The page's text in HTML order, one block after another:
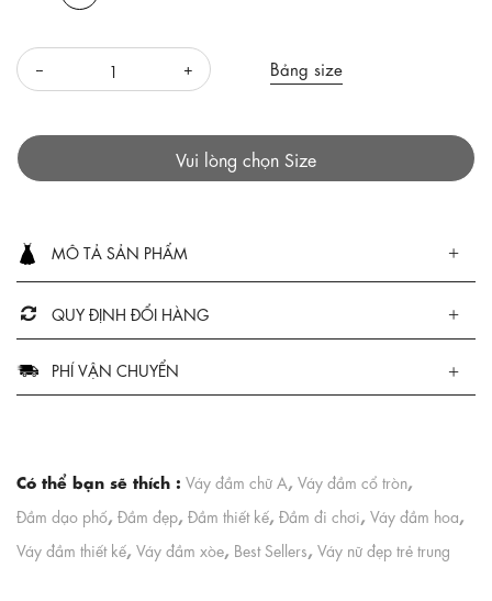
Bảng size
Vui lòng chọn Size
MÔ TẢ SẢN PHẨM
QUY ĐỊNH ĐỔI HÀNG
PHÍ VẬN CHUYỂN
Có thể bạn sẽ thích : Váy đầm chữ A, Váy đầm cổ tròn,
Đầm dạo phố, Đầm đẹp, Đầm thiết kế, Đầm đi chơi, Váy đầm hoa,
Váy đầm thiết kế, Váy đầm xòe, Best Sellers, Váy nữ đẹp trẻ trung